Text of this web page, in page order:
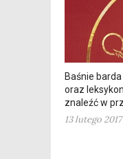
Baśnie barda
oraz
znaleźć w
13 lutego 2017